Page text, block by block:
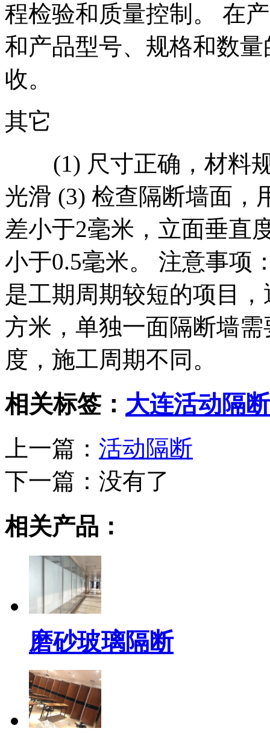
程检验和质量控制。 在
和产品型号、规格和数
收。
其它
(1) 尺寸正确，材料规
光滑 (3) 检查隔断墙面，
差小于2毫米，立面垂直
小于0.5毫米。 注意事项
是工期周期较短的项目
方米，单独一面隔断墙
度，施工周期不同。
相关标签： 大连活动隔断
上一篇： 活动隔断
下一篇： 没有了
相关产品：
磨砂玻璃隔断